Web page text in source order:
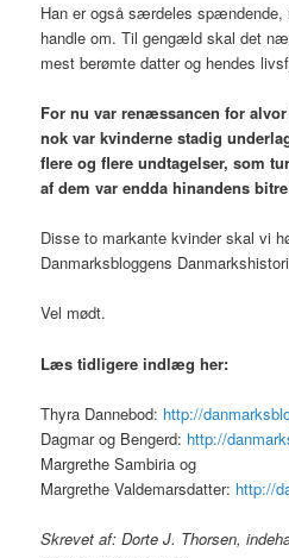
Han er også særdeles spændende,
handle om. Til gengæld skal det
mest berømte datter og hendes
For nu var renæssancen for
nok var kvinderne stadig
flere og flere undtagelser, som
af dem var endda hinandens
Disse to markante kvinder skal vi
Danmarksbloggens
Vel mødt.
Læs tidligere indlæg her:
Thyra Dannebod: http://
Dagmar og Bengerd: http://
Margrethe Sambiria og
Margrethe Valdemarsdatter: http://
Skrevet af: Dorte J. Thorsen,